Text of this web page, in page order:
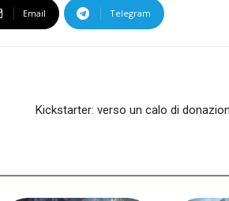
Email Telegram
Kickstarter: verso un calo di